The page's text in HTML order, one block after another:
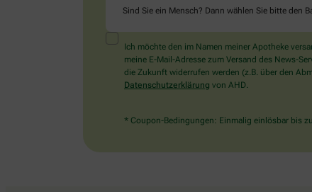
Sind Sie ein Mensch? Dann wählen Sie bitte den
Ich möchte den im Namen meiner Apotheke
meine E-Mail-Adresse zum Versand des News-
die Zukunft widerrufen werden (z.B. über den
Datenschutzerklärung von AHD.
* Coupon-Bedingungen: Einmalig einlösbar bis